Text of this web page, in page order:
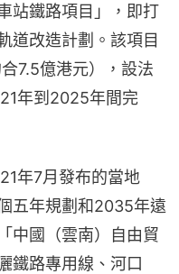
站鐵路項目」，即打
道改造計劃。該項目
7.5億港元），設法
年到2025年間完
年7月發布的當地
五年規劃和2035年遠
中國（雲南）自由貿
鐵路專用線、河口